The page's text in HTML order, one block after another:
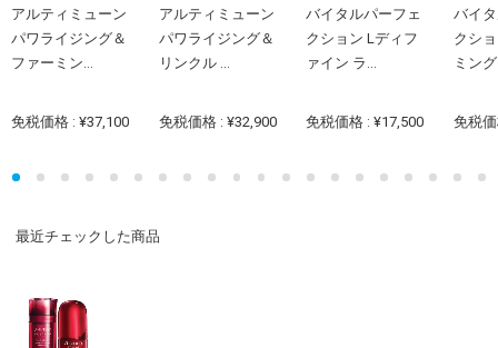
アルティミューン
パワライジング＆
ファーミン...
免税価格 : ¥37,100
アルティミューン
パワライジング＆
リンクル ...
免税価格 : ¥32,900
バイタルパーフェ
クション Lディフ
ァイン ラ...
免税価格 : ¥17,500
バイ
クシ
ミン
免税
最近チェックした商品